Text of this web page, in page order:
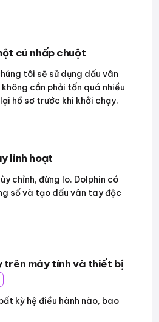
cú nhấp chuột
tôi sẽ sử dụng dấu vân
cần phải tốn quá nhiều
hồ sơ trước khi khởi chạy.
linh hoạt
chỉnh, đừng lo. Dolphin có
số và tạo dấu vân tay độc
trên máy tính và thiết bị
kỳ hệ điều hành nào, bao